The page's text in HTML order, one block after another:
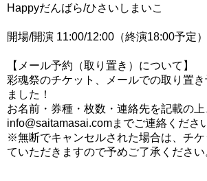
Happyだんばら/ひさいしまいこ
開場/開演 11:00/12:00（終演18:00予定）
【メール予約（取り置き）について】
彩魂祭のチケット、メールでの取り置
ました！
お名前・券種・枚数・連絡先を記載の上
info@saitamasai.comまでご連絡くださ
※無断でキャンセルされた場合は、チ
ていただきますので予めご了承ください